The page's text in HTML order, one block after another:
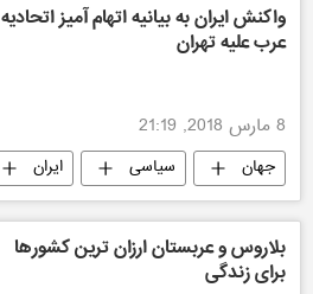
واکنش ایران به بیانیه اتهام آمیز اتحادیه
عرب علیه تهران
8 مارس 2018, 21:19
جهان سیاسی ایران
بلاروس و عربستان ارزان ترین کشورها
برای زندگی